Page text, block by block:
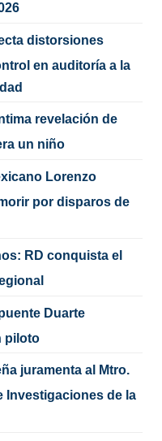
distorsiones
en auditoría a la
revelación de
un niño
Lorenzo
por disparos de
RD conquista el
Duarte
piloto
juramenta al Mtro.
Investigaciones de la